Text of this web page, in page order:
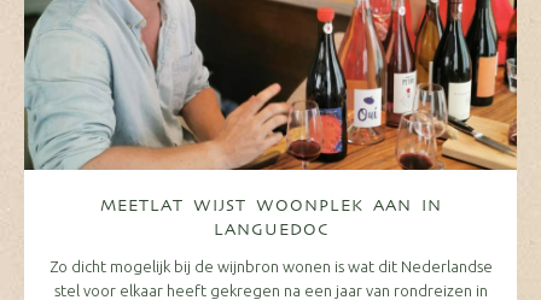
MEETLAT WIJST WOONPLEK AAN IN
LANGUEDOC
Zo dicht mogelijk bij de wijnbron wonen is wat dit Nederlandse
stel voor elkaar heeft gekregen na een jaar van rondreizen in